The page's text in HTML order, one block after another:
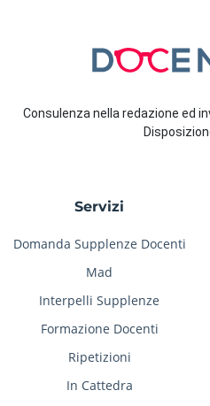
Consulenza nella redazione ed
Servizi
Domanda Supplenze Docenti
Mad
Interpelli Supplenze
Formazione Docenti
Ripetizioni
In Cattedra